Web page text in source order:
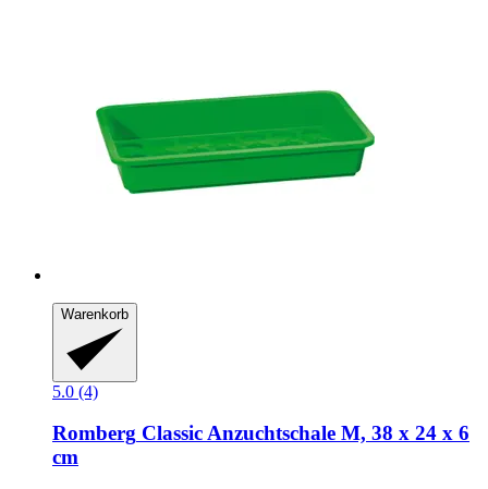
Warenkorb
5.0 (4)
Romberg Classic Anzuchtschale M, 38 x 24 x 6
cm